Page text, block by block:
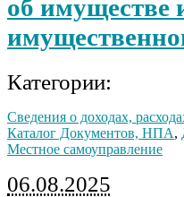
об имуществе
Категории:
Сведения о доходах,
Каталог Документов, НПА,
Местное самоуправление
06.08.2025